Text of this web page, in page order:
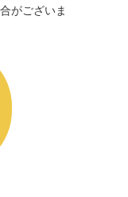
がございま